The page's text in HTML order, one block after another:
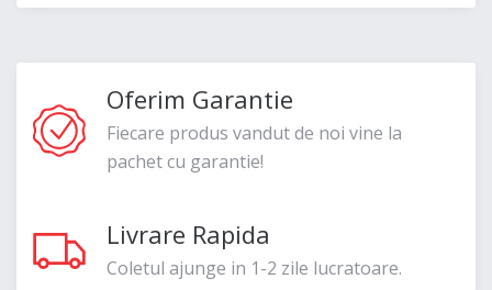
Oferim Garantie
Fiecare produs vandut de noi vine la
pachet cu garantie!
Livrare Rapida
Coletul ajunge in 1-2 zile lucratoare.